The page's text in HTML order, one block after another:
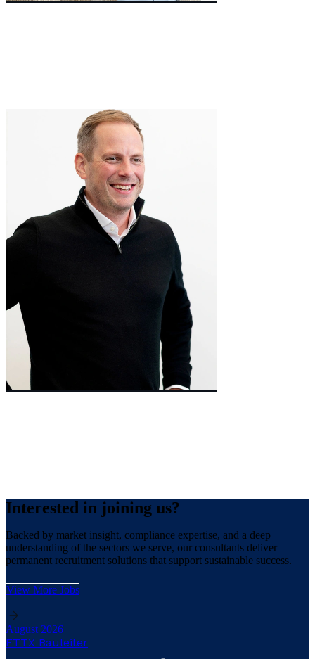
Interested in joining us?
Backed by market insight, compliance expertise, and a deep
understanding of the sectors we serve, our consultants deliver
permanent recruitment solutions that support sustainable success.
View More Jobs
August 2026
FTTX Bauleiter